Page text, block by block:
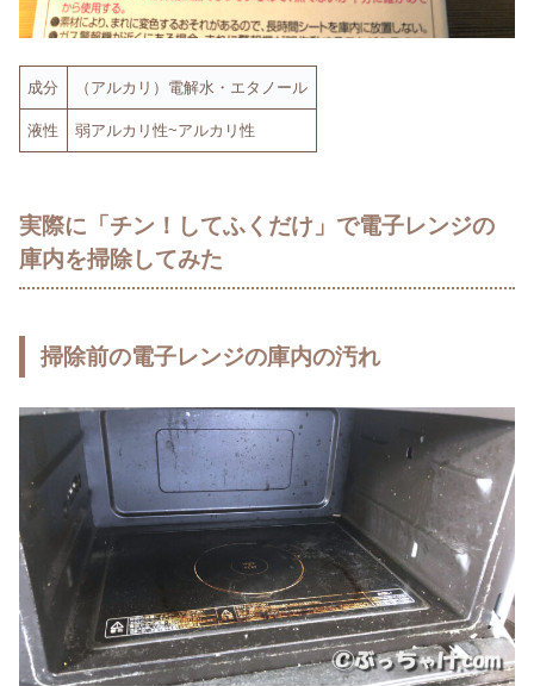
成分 （アルカリ）電解水・エタノール
液性 弱アルカリ性~アルカリ性
実際に「チン！してふくだけ」で電子レンジの
庫内を掃除してみた
掃除前の電子レンジの庫内の汚れ